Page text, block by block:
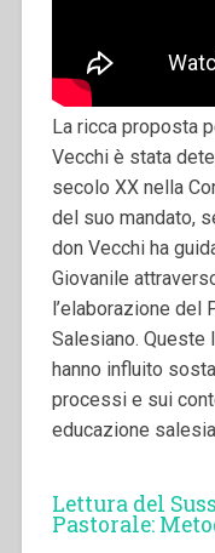
La ricca proposta
Vecchi è stata
secolo XX nella
del suo mandato,
don Vecchi ha
Giovanile
l’elaborazione del
Salesiano. Queste
hanno influito
processi e sui
educazione
Lettura del
Pastorale: